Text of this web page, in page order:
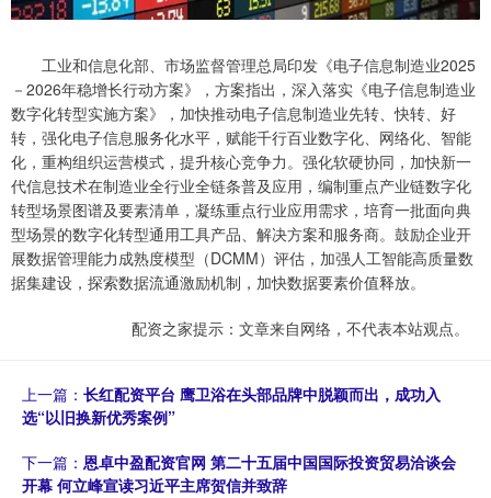
工业和信息化部、市场监督管理总局印发《电子信息制造业2025
－2026年稳增长行动方案》，方案指出，深入落实《电子信息制造业
数字化转型实施方案》，加快推动电子信息制造业先转、快转、好
转，强化电子信息服务化水平，赋能千行百业数字化、网络化、智能
化，重构组织运营模式，提升核心竞争力。强化软硬协同，加快新一
代信息技术在制造业全行业全链条普及应用，编制重点产业链数字化
转型场景图谱及要素清单，凝练重点行业应用需求，培育一批面向典
型场景的数字化转型通用工具产品、解决方案和服务商。鼓励企业开
展数据管理能力成熟度模型（DCMM）评估，加强人工智能高质量数
据集建设，探索数据流通激励机制，加快数据要素价值释放。
配资之家提示：文章来自网络，不代表本站观点。
上一篇： 长红配资平台 鹰卫浴在头部品牌中脱颖而出，成功入
选“以旧换新优秀案例”
下一篇： 恩卓中盈配资官网 第二十五届中国国际投资贸易洽谈会
开幕 何立峰宣读习近平主席贺信并致辞